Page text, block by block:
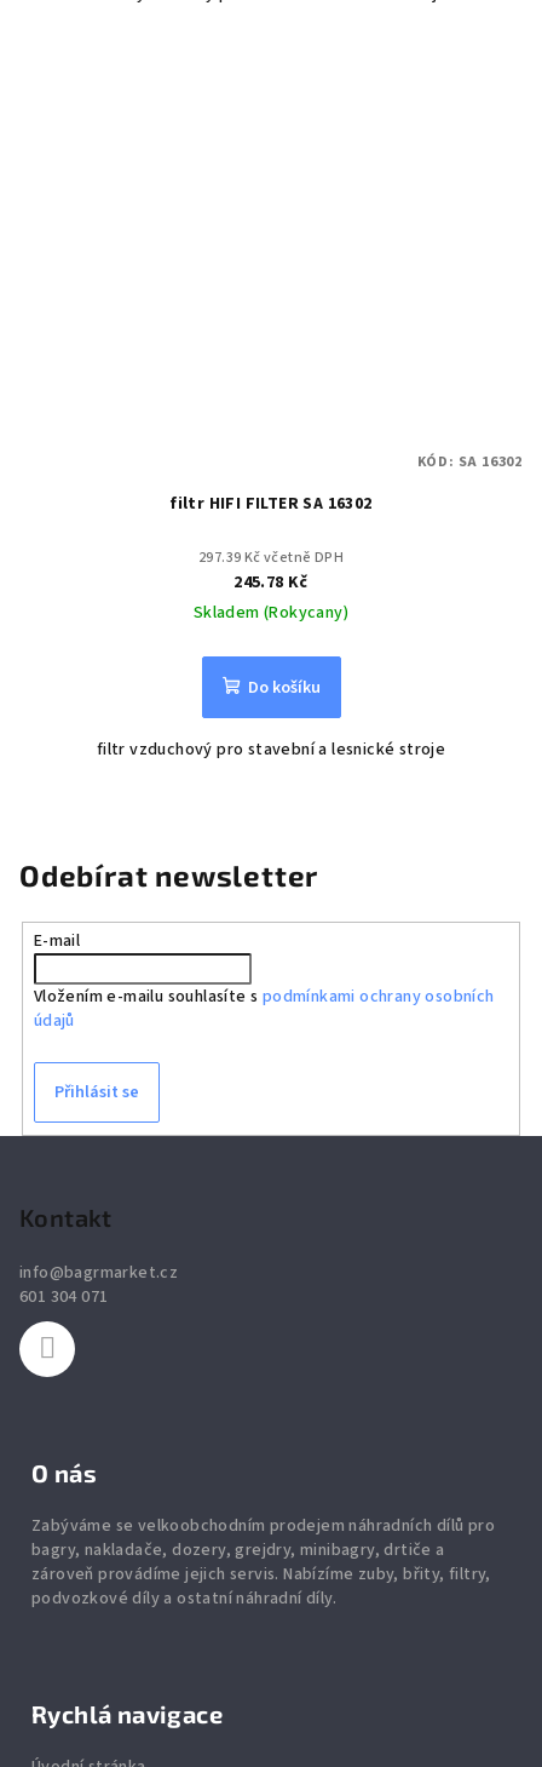
filtr HIFI FILTER SA 16302
297.39 Kč včetně DPH
245.78 Kč
Skladem (Rokycany)
Do košíku
filtr vzduchový pro stavební a lesnické stroje
KÓD: SA 16302
Odebírat newsletter
E-mail
Vložením e-mailu souhlasíte s podmínkami ochrany osobních
údajů
Přihlásit se
Kontakt
info@bagrmarket.cz
601 304 071
O nás
Zabýváme se velkoobchodním prodejem náhradních dílů pro
bagry, nakladače, dozery, grejdry, minibagry, drtiče a
zároveň provádíme jejich servis. Nabízíme zuby,břity,filtry,
podvozkové díly a ostatní náhradní díly.
Rychlá navigace